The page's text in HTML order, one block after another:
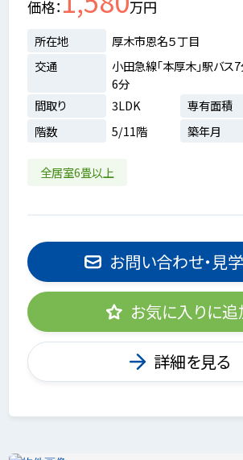
価格 万円
所在地
厚木市恩名５丁目
交通
小田急線「本厚木」駅バス
6分
間取り
3LDK 専有面積
階数
5/11階 築年月
全居室6畳以上
お問い合わせ・見
お気に入りに追
詳細を見る